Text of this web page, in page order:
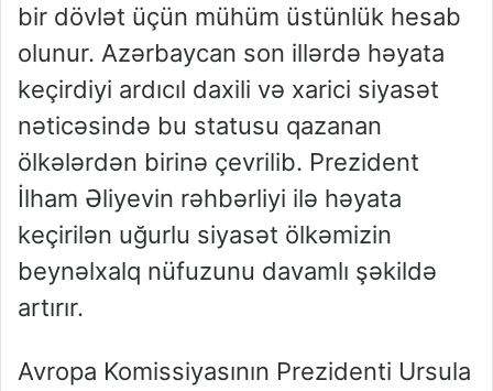
bir dövlət üçün mühüm üstünlük hesab
olunur. Azərbaycan son illərdə həyata
keçirdiyi ardıcıl daxili və xarici siyasət
nəticəsində bu statusu qazanan
ölkələrdən birinə çevrilib. Prezident
İlham Əliyevin rəhbərliyi ilə həyata
keçirilən uğurlu siyasət ölkəmizin
beynəlxalq nüfuzunu davamlı şəkildə
artırır.
Avropa Komissiyasının Prezidenti Ursula